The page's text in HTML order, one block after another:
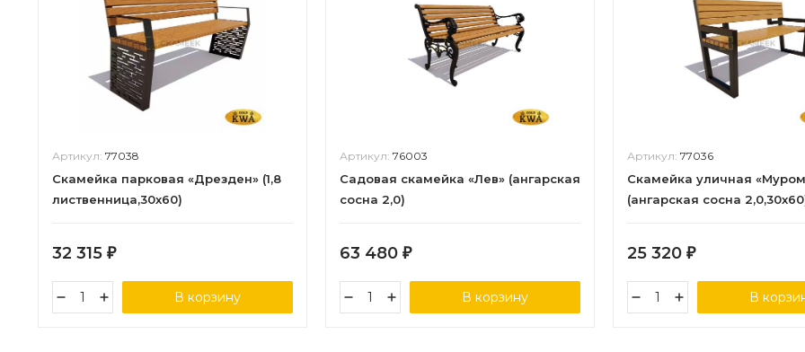
Артикул: 77038
Скамейка парковая «Дрезден» (1,8
лиственница,30х60)
32 315 ₽
В корзину
Артикул: 76003
Садовая скамейка «Лев» (ангарская
сосна 2,0)
63 480 ₽
В корзину
Артикул: 77036
Скамейка уличная
(ангарская сосна
25 320 ₽
В